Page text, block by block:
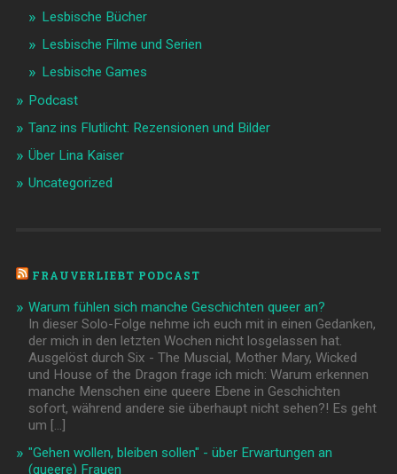
Lesbische Bücher
Lesbische Filme und Serien
Lesbische Games
Podcast
Tanz ins Flutlicht: Rezensionen und Bilder
Über Lina Kaiser
Uncategorized
FRAUVERLIEBT PODCAST
Warum fühlen sich manche Geschichten queer an?
In dieser Solo-Folge nehme ich euch mit in einen Gedanken,
der mich in den letzten Wochen nicht losgelassen hat.
Ausgelöst durch Six - The Muscial, Mother Mary, Wicked
und House of the Dragon frage ich mich: Warum erkennen
manche Menschen eine queere Ebene in Geschichten
sofort, während andere sie überhaupt nicht sehen?! Es geht
um […]
"Gehen wollen, bleiben sollen" - über Erwartungen an
(queere) Frauen